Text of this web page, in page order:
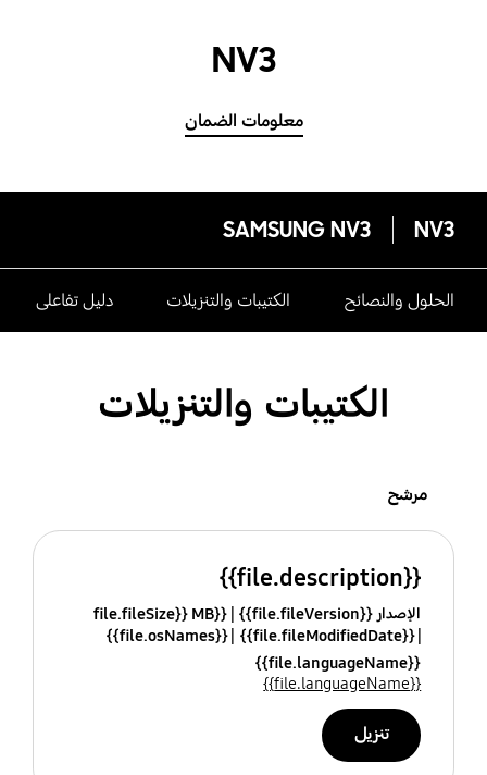
NV3
معلومات الضمان
NV3
SAMSUNG NV3
الحلول والنصائح الكتيبات والتنزيلات دليل تفاعلى
الكتيبات والتنزيلات
مرشح
{{file.description}}
الإصدار {{file.fileVersion}}
{{file.fileSize}} MB
{{file.fileModifiedDate}}
{{file.osNames}}
{{file.languageName}}
{{file.languageName}}
تنزيل